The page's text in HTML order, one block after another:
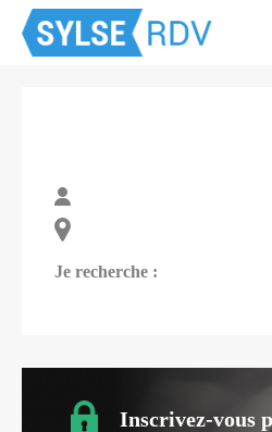
Je recherche :
Inscrivez-vous